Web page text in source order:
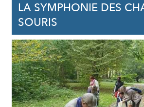
LA SYMPHONIE DES
SOURIS